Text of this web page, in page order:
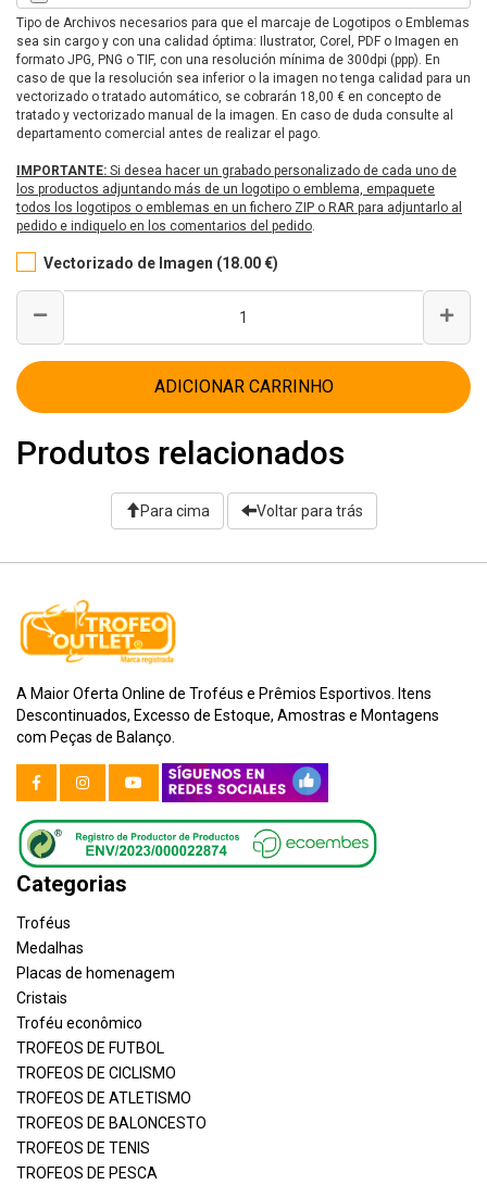
Tipo de Archivos necesarios para que el marcaje de Logotipos o Emblemas
sea sin cargo y con una calidad óptima: Ilustrator, Corel, PDF o Imagen en
formato JPG, PNG o TIF, con una resolución mínima de 300dpi (ppp). En
caso de que la resolución sea inferior o la imagen no tenga calidad para un
vectorizado o tratado automático, se cobrarán 18,00 € en concepto de
tratado y vectorizado manual de la imagen. En caso de duda consulte al
departamento comercial antes de realizar el pago.
IMPORTANTE: Si desea hacer un grabado personalizado de cada uno de
los productos adjuntando más de un logotipo o emblema, empaquete
todos los logotipos o emblemas en un fichero ZIP o RAR para adjuntarlo al
pedido e indiquelo en los comentarios del pedido.
Vectorizado de Imagen (18.00 €)
ADICIONAR CARRINHO
Produtos relacionados
Para cima Voltar para trás
A Maior Oferta Online de Troféus e Prêmios Esportivos. Itens
Descontinuados, Excesso de Estoque, Amostras e Montagens
com Peças de Balanço.
Categorias
Troféus
Medalhas
Placas de homenagem
Cristais
Troféu econômico
TROFEOS DE FUTBOL
TROFEOS DE CICLISMO
TROFEOS DE ATLETISMO
TROFEOS DE BALONCESTO
TROFEOS DE TENIS
TROFEOS DE PESCA